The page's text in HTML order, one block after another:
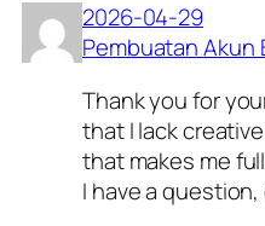
2026-04-29
Pembuatan Akun
Thank you for
that I lack
that makes me
I have a